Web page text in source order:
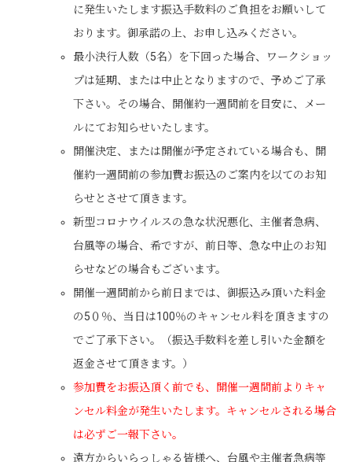
に発生いたします振込手数料のご負担をお願いして
おります。御承諾の上、お申し込みください。
最小決行人数（5名）を下回った場合、ワークショッ
プは延期、または中止となりますので、予めご了承
下さい。その場合、開催約一週間前を目安に、メー
ルにてお知らせいたします。
開催決定、または開催が予定されている場合も、開
催約一週間前の参加費お振込のご案内を以てのお知
らせとさせて頂きます。
新型コロナウイルスの急な状況悪化、主催者急病、
台風等の場合、希ですが、前日等、急な中止のお知
らせなどの場合もございます。
開催一週間前から前日までは、御振込み頂いた料金
の5０％、当日は100％のキャンセル料を頂きますの
でご了承下さい。（振込手数料を差し引いた金額を
返金させて頂きます。）
参加費をお振込頂く前でも、開催一週間前よりキャ
ンセル料金が発生いたします。キャンセルされる場合
は必ずご一報下さい。
遠方からいらっしゃる皆様へ、台風や主催者急病等